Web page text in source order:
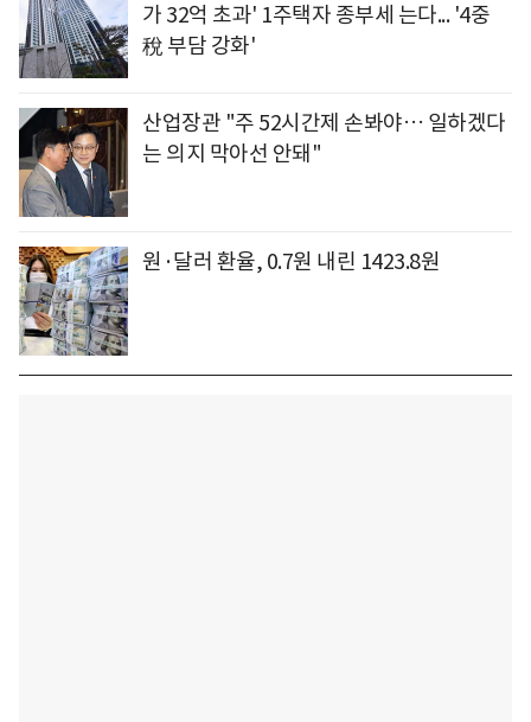
가 32억 초과' 1주택자 종부세 는다... '4중
稅 부담 강화'
산업장관 "주 52시간제 손봐야… 일하겠다
는 의지 막아선 안돼"
원·달러 환율, 0.7원 내린 1423.8원